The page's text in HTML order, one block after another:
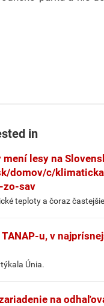
in
lesy na
domov/c/
zo-sav
teploty a čoraz
u, v
Únia.
na